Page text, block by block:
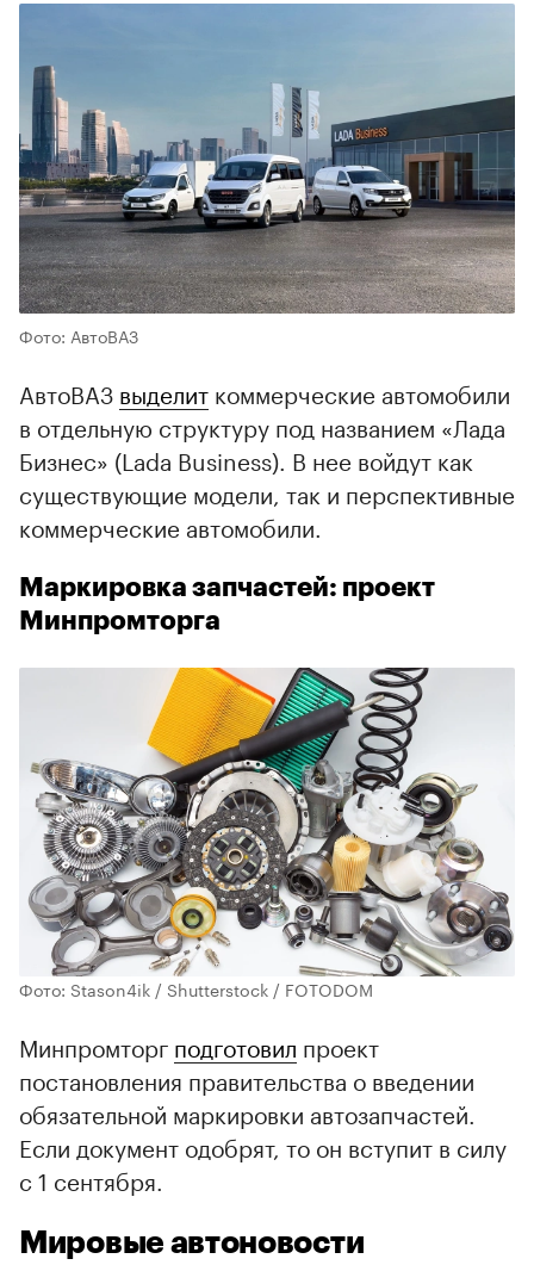
Фото: АвтоВАЗ
АвтоВАЗ выделит коммерческие автомобили
в отдельную структуру под названием «Лада
Бизнес» (Lada Business). В нее войдут как
существующие модели, так и перспективные
коммерческие автомобили.
Маркировка запчастей: проект
Минпромторга
Фото: Stason4ik / Shutterstock / FOTODOM
Минпромторг подготовил проект
постановления правительства о введении
обязательной маркировки автозапчастей.
Если документ одобрят, то он вступит в силу
с 1 сентября.
Мировые автоновости